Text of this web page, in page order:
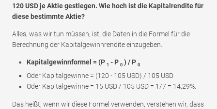
120 USD je Aktie gestiegen. Wie hoch ist die Kapitalrendite für
diese bestimmte Aktie?
Alles, was wir tun müssen, ist, die Daten in die Formel für die
Berechnung der Kapitalgewinnrendite einzugeben.
Kapitalgewinnformel = (P 1 - P 0 ) / P 0
Oder Kapitalgewinne = (120 - 105 USD) / 105 USD
Oder Kapitalgewinne = 15 USD / 105 USD = 1/7 = 14,29%.
Das heißt, wenn wir diese Formel verwenden, verstehen wir, dass